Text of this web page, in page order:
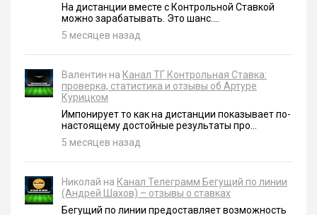
На дистанции вместе с Контрольной Ставкой
можно зарабатывать. Это шанс....
5 месяцев назад
Валентин на Канал ТГ Контрольная Ставка:
проверка, статистика и отзывы об Артуре
Курицком
Импонирует то как на дистанции показывает по-
настоящему достойные результаты про...
5 месяцев назад
Николай на Канал Телеграмм Бегущий по линии
(Андрей Шахов) – отзывы о ставках
Бегущий по линии предоставляет возможность